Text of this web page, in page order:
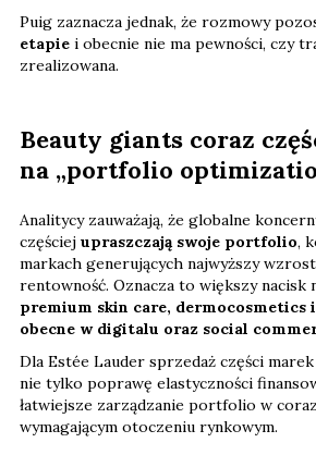
Puig zaznacza jednak, że rozmowy
etapie i obecnie nie ma pewności, czy
zrealizowana.
Beauty giants coraz
na „portfolio
Analitycy zauważają, że globalne
częściej upraszczają swoje portfolio,
markach generujących najwyższy
rentowność. Oznacza to większy nacisk
premium skin care, dermocosmetics
obecne w digitalu oraz social
Dla Estée Lauder sprzedaż części marek
nie tylko poprawę elastyczności
łatwiejsze zarządzanie portfolio w
wymagającym otoczeniu rynkowym.